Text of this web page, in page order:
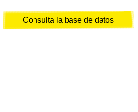
Consulta la base de datos